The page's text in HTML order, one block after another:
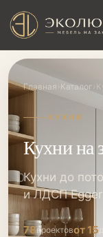
Главная Каталог
КУХНИ
Кухни на
Кухни до
и ЛДСП Egger
78проектовот 15